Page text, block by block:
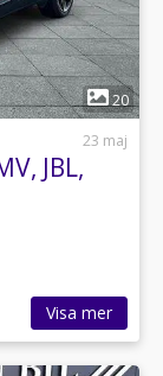
20
23 maj
JBL,
Visa mer